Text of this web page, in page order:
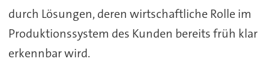
durch Lösungen, deren wirtschaftliche Rolle im
Produktionssystem des Kunden bereits früh klar
erkennbar wird.